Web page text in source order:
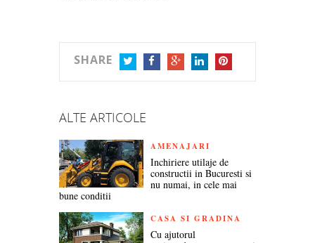
SHARE
ALTE ARTICOLE
AMENAJARI
Inchiriere utilaje de
constructii in Bucuresti si
nu numai, in cele mai
bune conditii
CASA SI GRADINA
Cu ajutorul